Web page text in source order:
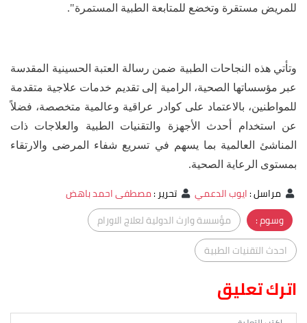
للمريض مستقرة وتخضع للمتابعة الطبية المستمرة".
‏وتأتي هذه النجاحات الطبية ضمن رسالة العتبة الحسينية المقدسة
عبر مؤسساتها الصحية، الرامية إلى تقديم خدمات علاجية متقدمة
للمواطنين، بالاعتماد على كوادر عراقية وعالمية متخصصة، فضلاً
عن استخدام أحدث الأجهزة والتقنيات الطبية والعلاجات ذات
المناشئ العالمية بما يسهم في تسريع شفاء المرضى والارتقاء
بمستوى الرعاية الصحية.
مراسل:ايوب الدعمي تحرير:مصطفى احمد باهض
وسوم :
مؤسسة وارث الدولية لعلاج الاورام
احدث التقنيات الطبية
اترك تعليق